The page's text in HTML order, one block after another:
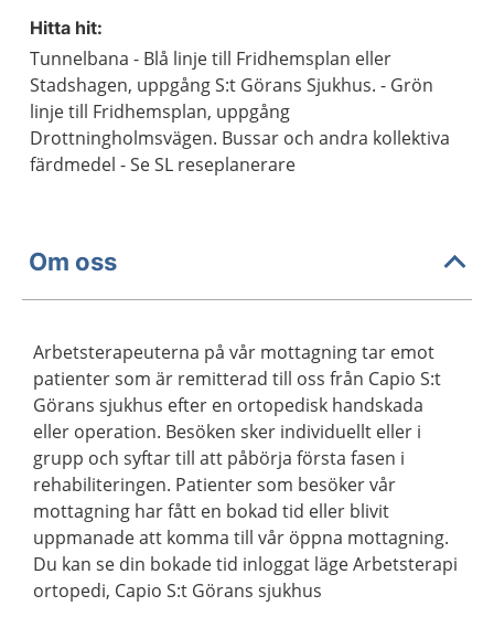
Hitta hit:
Tunnelbana - Blå linje till Fridhemsplan eller
Stadshagen, uppgång S:t Görans Sjukhus. - Grön
linje till Fridhemsplan, uppgång
Drottningholmsvägen. Bussar och andra kollektiva
färdmedel - Se SL reseplanerare
Om oss
Arbetsterapeuterna på vår mottagning tar emot
patienter som är remitterad till oss från Capio S:t
Görans sjukhus efter en ortopedisk handskada
eller operation. Besöken sker individuellt eller i
grupp och syftar till att påbörja första fasen i
rehabiliteringen. Patienter som besöker vår
mottagning har fått en bokad tid eller blivit
uppmanade att komma till vår öppna mottagning.
Du kan se din bokade tid inloggat läge Arbetsterapi
ortopedi, Capio S:t Görans sjukhus